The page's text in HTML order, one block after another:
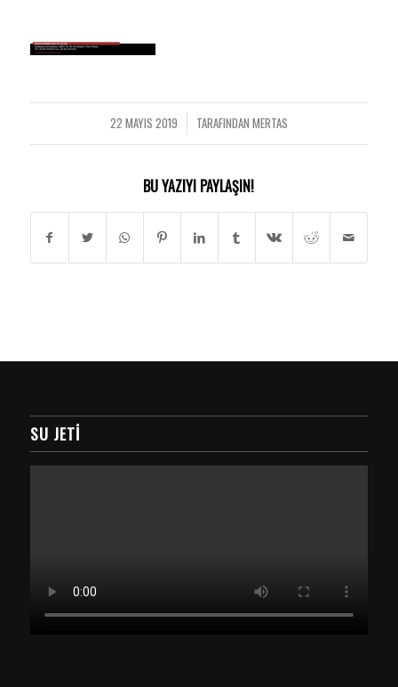
22 MAYIS 2019
/ TARAFINDAN MERTAS
BU YAZIYI PAYLAŞIN!
SU JETI